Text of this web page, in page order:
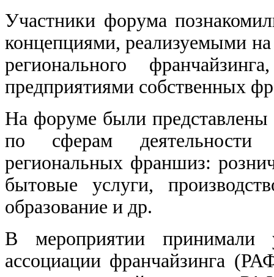
Участники форума
концепциями, реализуемыми
регионального
предприятиями собственных
На форуме были представлены
по сферам деятельности
региональных франшиз:
бытовые услуги,
образование и др.
В мероприятии принимали
ассоциации франчайзинга